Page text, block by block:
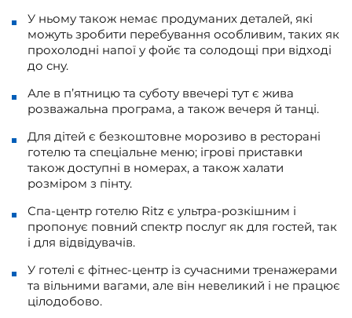
У ньому також немає продуманих деталей, які
можуть зробити перебування особливим, таких як
прохолодні напої у фойє та солодощі при відході
до сну.
Але в п’ятницю та суботу ввечері тут є жива
розважальна програма, а також вечеря й танці.
Для дітей є безкоштовне морозиво в ресторані
готелю та спеціальне меню; ігрові приставки
також доступні в номерах, а також халати
розміром з пінту.
Спа-центр готелю Ritz є ультра-розкішним і
пропонує повний спектр послуг як для гостей, так
і для відвідувачів.
У готелі є фітнес-центр із сучасними тренажерами
та вільними вагами, але він невеликий і не працює
цілодобово.